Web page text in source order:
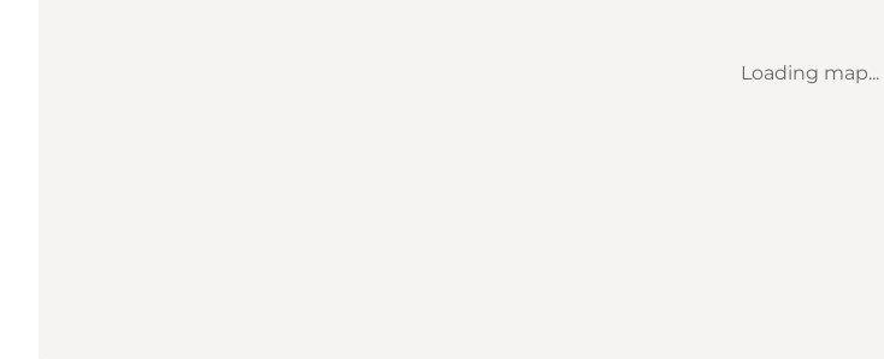
Loading map...